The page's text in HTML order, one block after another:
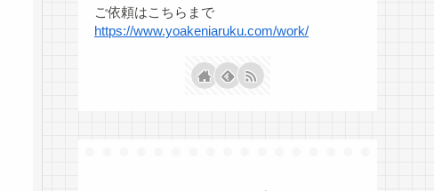
ご依頼はこちらまで
https://www.yoakeniaruku.com/work/